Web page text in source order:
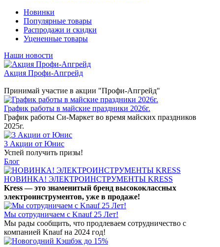
Новинки
Популярные товары
Распродажи и скидки
Уцененные товары
Наши новости
Акция Профи-Апгрейд
Принимай участие в акции "Профи-Апгрейд"
График работы в майские праздники 2026г.
График работы Си-Маркет во время майских праздников
2025г.
3 Акции от Юнис
Успей получить призы!
Блог
НОВИНКА! ЭЛЕКТРОИНСТРУМЕНТЫ KRESS
Kress — это знаменитый бренд высококлассных
электроинструментов, уже в продаже!
Мы сотрудничаем с Knauf 25 Лет!
Мы рады сообщить, что продлеваем сотрудничество с
компанией Knauf на 2024 год!